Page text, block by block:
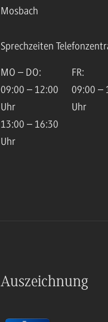
Mosbach
Sprechzeiten
MO – DO:
09:00 – 12:00
Uhr
13:00 – 16:30
Uhr
FR:
09:00 –
Uhr
Auszeichnung